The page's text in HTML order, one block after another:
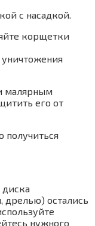
корщетки
малярным
его от
получиться
диска
дрелью) остались
нужного